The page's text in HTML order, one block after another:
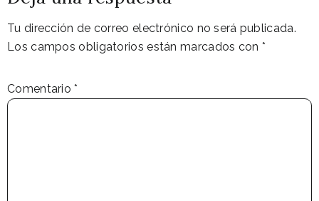
Tu dirección de correo electrónico no será publicada.
Los campos obligatorios están marcados con *
Comentario*